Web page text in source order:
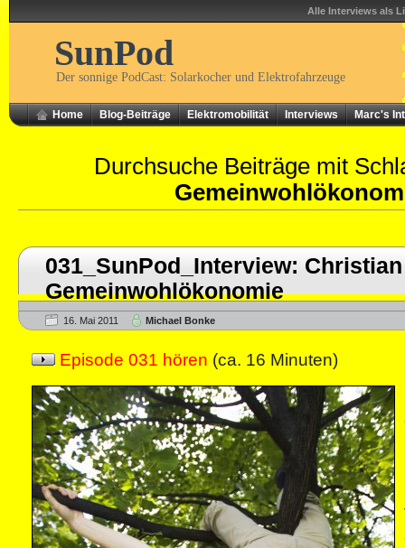
Alle Interviews als
SunPod
Der sonnige PodCast: Solarkocher und Elektrofahrzeuge
Home Blog-Beiträge Elektromobilität Interviews Marc's
Durchsuche Beiträge mit
031_SunPod_Interview:
Gemeinwohlökonomie
16. Mai 2011 Michael Bonke
Episode 031 hören (ca. 16 Minuten)